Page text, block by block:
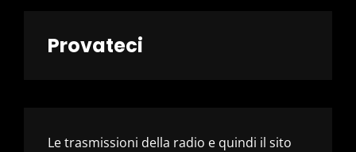
Provateci
Le trasmissioni della radio e quindi il sito